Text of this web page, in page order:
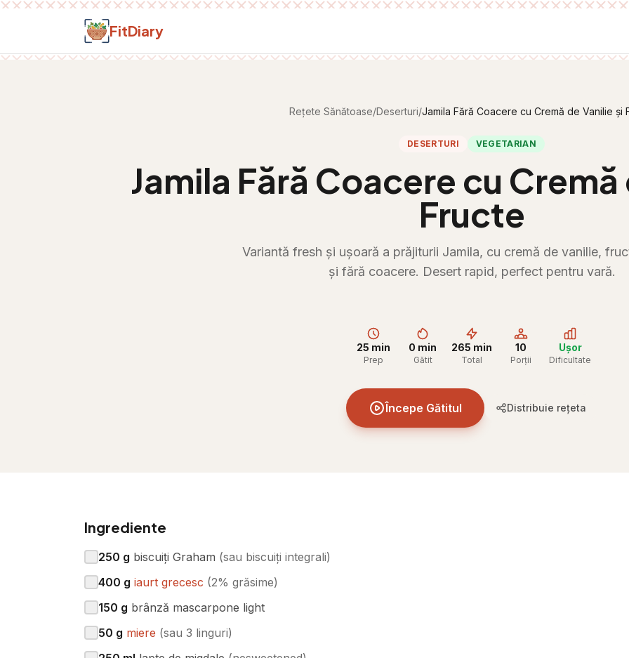
Salt la conținut
FitDiary
Rețete Sănătoase/Deserturi/Jamila Fără Coacere cu Cremă de Vanilie și
DESERTURI VEGETARIAN
Jamila Fără Coacere cu Cremă
Fructe
Variantă fresh și ușoară a prăjiturii Jamila, cu cremă de vanilie,
și fără coacere. Desert rapid, perfect pentru vară.
25 min
Prep
0 min
Gătit
265 min
Total
10
Porții
Ușor
Dificultate
Începe Gătitul Distribuie rețeta
Ingrediente
250 g biscuiți Graham (sau biscuiți integrali)
400 g iaurt grecesc (2% grăsime)
150 g brânză mascarpone light
50 g miere (sau 3 linguri)